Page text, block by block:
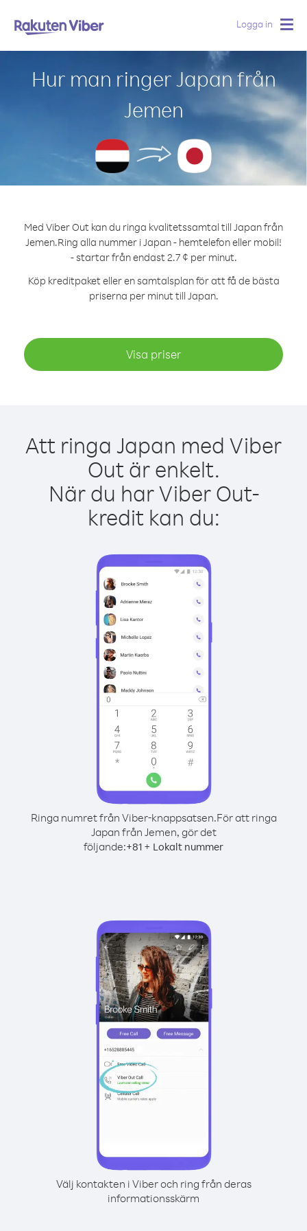
Logga in
Hur man ringer Japan från
Jemen
Med Viber Out kan du ringa kvalitetssamtal till Japan från
Jemen.Ring alla nummer i Japan - hemtelefon eller mobil!
- startar från endast 2.7 ¢ per minut.
Köp kreditpaket eller en samtalsplan för att få de bästa
priserna per minut till Japan.
Visa priser
Att ringa Japan med Viber
Out är enkelt.
När du har Viber Out-
kredit kan du:
Ringa numret från Viber-knappsatsen.För att ringa
Japan från Jemen, gör det
följande:+81 + Lokalt nummer
Välj kontakten i Viber och ring från deras
informationsskärm